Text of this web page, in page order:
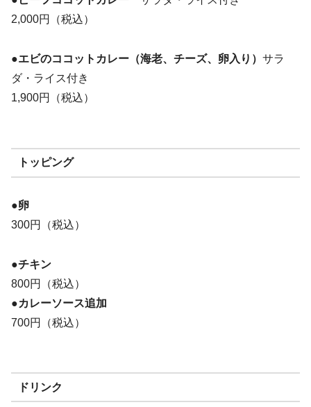
2,000円（税込）
●エビのココットカレー（海老、チーズ、卵入り） サラ
ダ・ライス付き
1,900円（税込）
トッピング
●卵
300円（税込）
●チキン
800円（税込）
●カレーソース追加
700円（税込）
ドリンク